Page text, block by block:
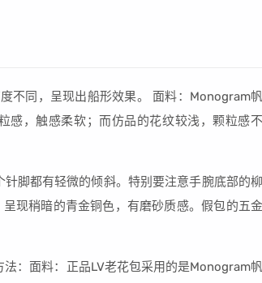
不同，呈现出船形效果。 面料：Monogram帆
感，触感柔软；而仿品的花纹较浅，颗粒感不
脚都有轻微的倾斜。特别要注意手腕底部的柳
现稍暗的青金铜色，有磨砂质感。假包的五金
：面料：正品LV老花包采用的是Monogram帆